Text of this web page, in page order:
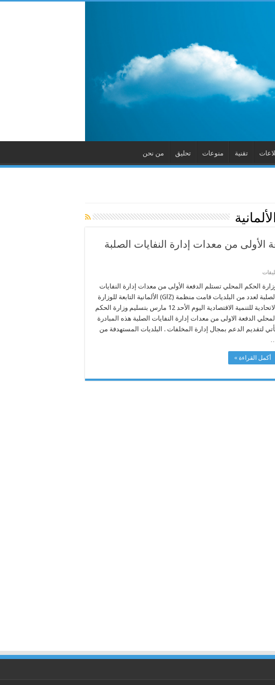
تقنية منوعات تحليق من نحن
الأولى من معدات إدارة النفايات الصلبة
الحكم
تستلم
الدفعة
الأولى
من
إدارة
لعدد
من
البلديات
الحكم المحلي تستلم الدفعة الأولى من معدات إدارة النفايات
الصلبة لعدد من البلديات قامت منظمة (GlZ) الألمانية التابعة للوزارة
الاتحادية للتنمية الاقتصادية اليوم الأحد 12 مارس بتسليم وزارة الحكم
المحلي الدفعة الاولى من معدات إدارة النفايات الصلبة هذه المبادرة
لتقديم الدعم بمجال إدارة المخلفات . البلديات المستهدفة من
أكمل القراءة »